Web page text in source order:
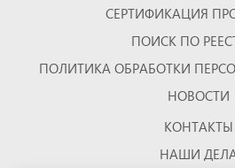
СЕРТИФИКАЦИЯ
ПОИСК ПО
ПОЛИТИКА ОБРАБОТКИ
НОВОСТИ
КОНТАКТЫ
НАШИ